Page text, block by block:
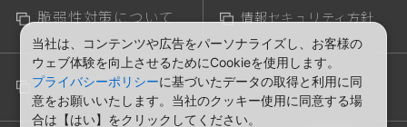
脆弱性対策について 情報セキュリティ方針
個人情報の取扱につ
いて
当社は、コンテンツや広告をパーソナライズし、お客様の
ウェブ体験を向上させるためにCookieを使用します。
プライバシーポリシーに基づいたデータの取得と利用に同
意をお願いいたします。当社のクッキー使用に同意する場
合は【はい】をクリックしてください。